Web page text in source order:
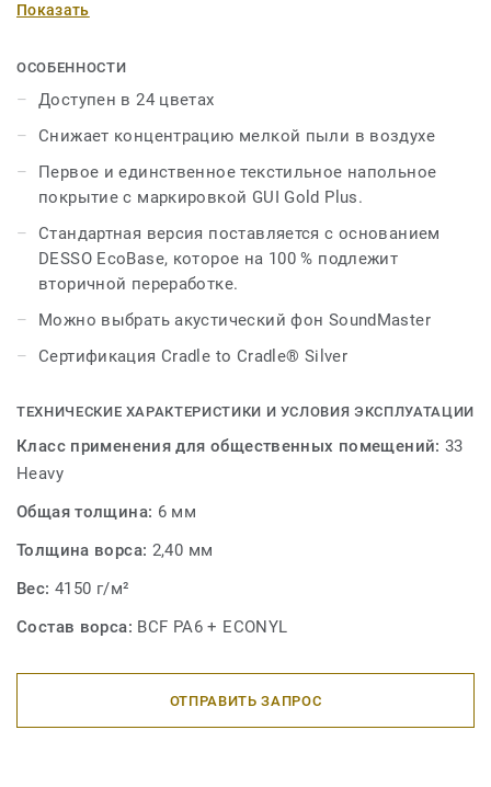
медицинских учреждениях и других общественных
технология снижает концентрацию мелкодисперсной
пыли в воздухе и в четыре раза эффективнее, чем
классические ковры, и в восемь раз эффективнее, чем
гладкие полы. Текстильная доска с неразрезанными
петлями доступна в 18 блоках и шести стандартных
цветовых сочетаниях.
Показать
ОСОБЕННОСТИ
Доступен в 24 цветах
Снижает концентрацию мелкой пыли в воздухе
Первое и единственное текстильное напольное
покрытие с маркировкой GUI Gold Plus.
Стандартная версия поставляется с основанием
DESSO EcoBase, которое на 100 % подлежит
вторичной переработке.
Можно выбрать акустический фон SoundMaster
Сертификация Cradle to Cradle® Silver
ТЕХНИЧЕСКИЕ ХАРАКТЕРИСТИКИ И УСЛОВИЯ ЭКСПЛУАТАЦИИ
Класс применения для общественных помещений:33
Heavy
Общая толщина: 6 мм
Толщина ворса: 2,40 мм
Вес: 4150 г/м²
Состав ворса: BCF PA6 + ECONYL
ОТПРАВИТЬ ЗАПРОС